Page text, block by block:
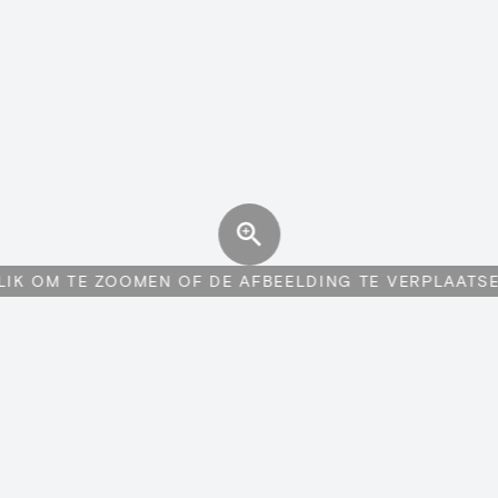
OM TE ZOOMEN OF DE AFBEELDING TE